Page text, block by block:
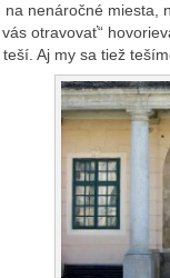
na nenáročné miesta,
otravovať“
Aj my sa tiež